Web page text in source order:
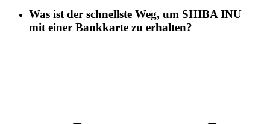
Was ist der schnellste Weg, um SHIBA INU
mit einer Bankkarte zu erhalten?